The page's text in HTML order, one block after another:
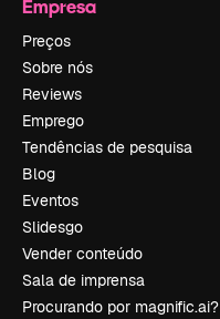
Empresa
Preços
Sobre nós
Reviews
Emprego
Tendências de pesquisa
Blog
Eventos
Slidesgo
Vender conteúdo
Sala de imprensa
Procurando por magnific.ai?